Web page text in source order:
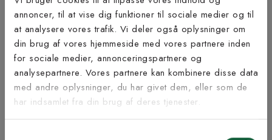
annoncer, til at vise dig funktioner til sociale medier og til
at analysere vores trafik. Vi deler også oplysninger om
din brug af vores hjemmeside med vores partnere inden
for sociale medier, annonceringspartnere og
analysepartnere. Vores partnere kan kombinere disse data
med andre oplysninger, du har givet dem, eller som de
har indsamlet fra din brug af deres tjenester.
Bæredygtighed
Inspiration fra @kilandsofficial
Tilmeld dig vores
nyhedsbrev
Vær blandt de første til at modtage vores tilbud,
tips og nyheder.